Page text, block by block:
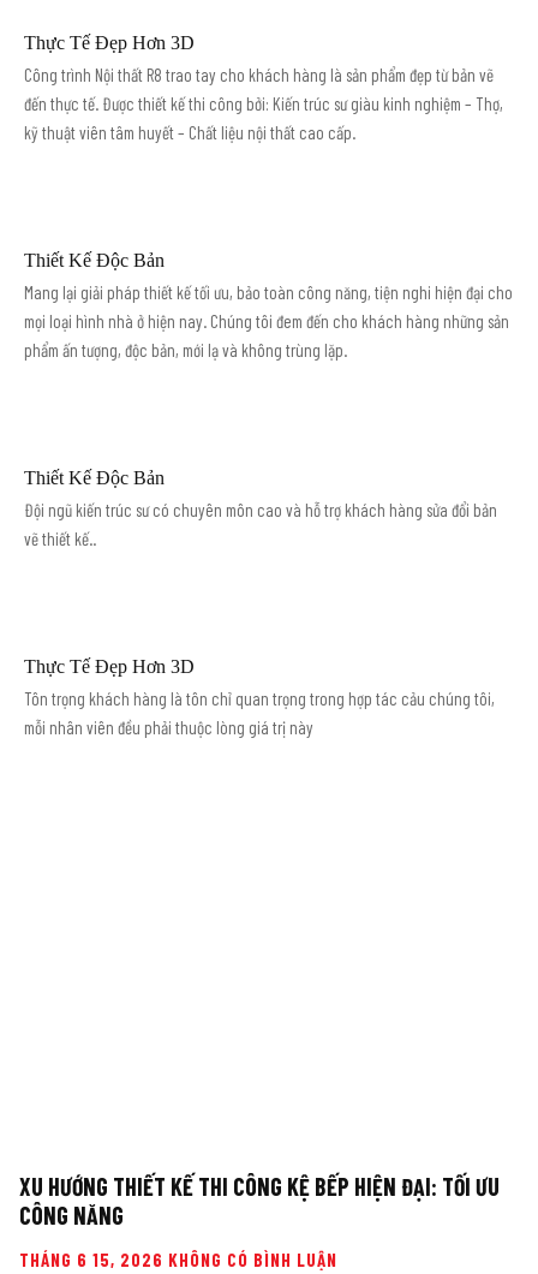
Thực Tế Đẹp Hơn 3D
Công trình Nội thất R8 trao tay cho khách hàng là sản phẩm đẹp từ bản vẽ
đến thực tế. Được thiết kế thi công bởi: Kiến trúc sư giàu kinh nghiệm – Thợ,
kỹ thuật viên tâm huyết – Chất liệu nội thất cao cấp.
Thiết Kế Độc Bản
Mang lại giải pháp thiết kế tối ưu, bảo toàn công năng, tiện nghi hiện đại cho
mọi loại hình nhà ở hiện nay. Chúng tôi đem đến cho khách hàng những sản
phẩm ấn tượng, độc bản, mới lạ và không trùng lặp.
Thiết Kế Độc Bản
Đội ngũ kiến trúc sư có chuyên môn cao và hỗ trợ khách hàng sửa đổi bản
vẽ thiết kế..
Thực Tế Đẹp Hơn 3D
Tôn trọng khách hàng là tôn chỉ quan trọng trong hợp tác cảu chúng tôi,
mỗi nhân viên đều phải thuộc lòng giá trị này
XU HƯỚNG THIẾT KẾ THI CÔNG KỆ BẾP HIỆN ĐẠI: TỐI ƯU
CÔNG NĂNG
THÁNG 6 15, 2026 KHÔNG CÓ BÌNH LUẬN